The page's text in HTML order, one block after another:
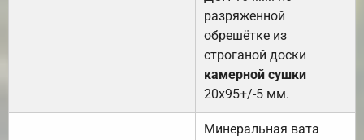
разряженной
обрешётке из
строганой доски
камерной сушки
20х95+/-5 мм.
Минеральная вата